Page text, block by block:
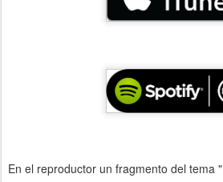
En el reproductor un fragmento del tema "